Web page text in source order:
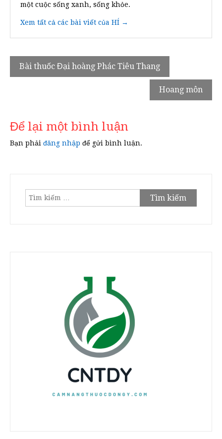
một cuộc sống xanh, sống khỏe.
Xem tất cả các bài viết của HÍ →
Điều
hướng
Bài thuốc Đại hoàng Phác Tiêu Thang
Hoang môn
Để lại một bình luận
Bạn phải đăng nhập để gửi bình luận.
Tìm
kiếm